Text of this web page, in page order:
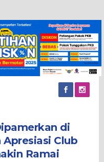
di
Apresiasi Club
Ramai